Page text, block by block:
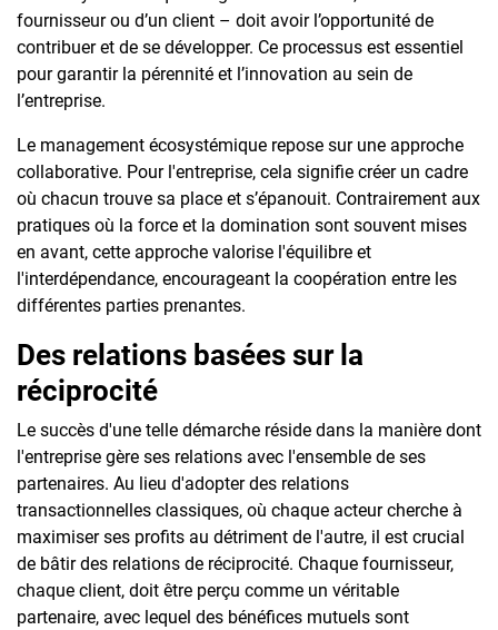
fournisseur ou d’un client – doit avoir l’opportunité de
contribuer et de se développer. Ce processus est essentiel
pour garantir la pérennité et l’innovation au sein de
l’entreprise.
Le management écosystémique repose sur une approche
collaborative. Pour l'entreprise, cela signifie créer un cadre
où chacun trouve sa place et s’épanouit. Contrairement aux
pratiques où la force et la domination sont souvent mises
en avant, cette approche valorise l'équilibre et
l'interdépendance, encourageant la coopération entre les
différentes parties prenantes.
Des relations basées sur la
réciprocité
Le succès d'une telle démarche réside dans la manière dont
l'entreprise gère ses relations avec l'ensemble de ses
partenaires. Au lieu d'adopter des relations
transactionnelles classiques, où chaque acteur cherche à
maximiser ses profits au détriment de l'autre, il est crucial
de bâtir des relations de réciprocité. Chaque fournisseur,
chaque client, doit être perçu comme un véritable
partenaire, avec lequel des bénéfices mutuels sont